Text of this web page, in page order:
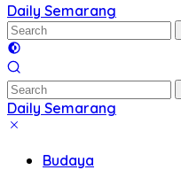
Daily Semarang
"Semarang
Hari
Ini:
Informasi
Terkini
untuk
Daily Semarang
"Semarang
Budaya